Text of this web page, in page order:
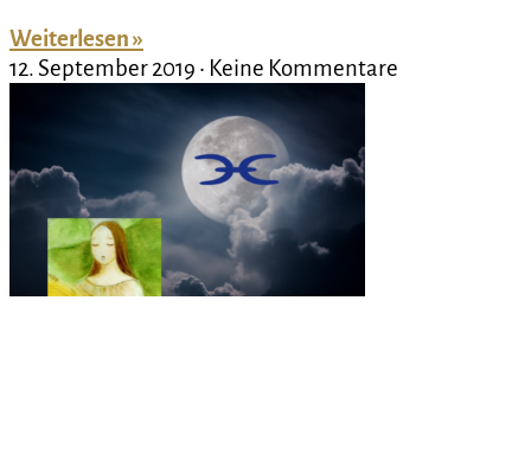
Weiterlesen »
12. September 2019
Keine Kommentare